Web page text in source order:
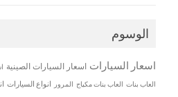
الوسوم
اسعار السيارات اسعار السيارات الصينية
العاب بنات العاب بنات مكياج المرور انواع السيارات